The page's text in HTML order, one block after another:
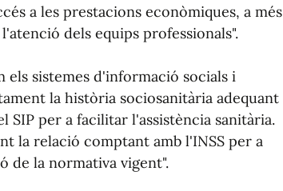
a les prestacions econòmiques, a més
dels equips professionals".
sistemes d'informació socials i
la història sociosanitària adequant
per a facilitar l'assistència sanitària.
la relació comptant amb l'INSS per a
de la normativa vigent".